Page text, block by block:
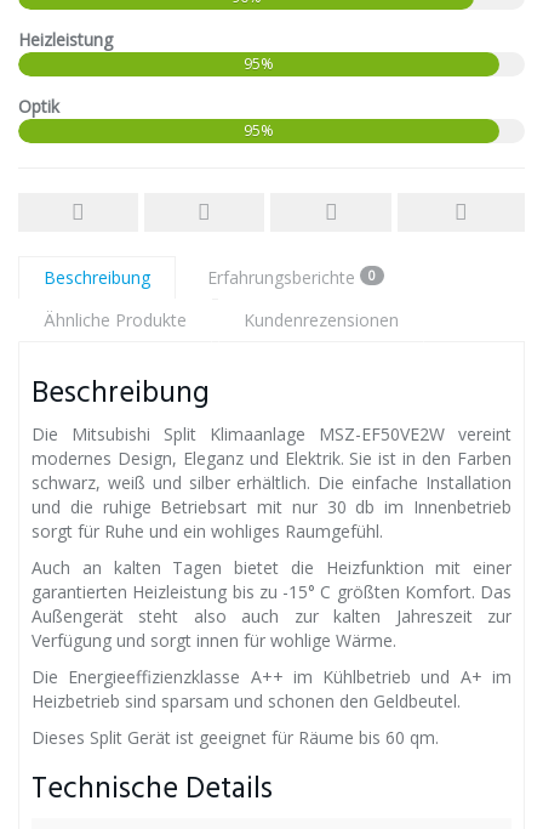
Heizleistung
95%
Optik
95%
Beschreibung Erfahrungsberichte 0
Ähnliche Produkte Kundenrezensionen
Beschreibung
Die Mitsubishi Split Klimaanlage MSZ-EF50VE2W vereint
modernes Design, Eleganz und Elektrik. Sie ist in den Farben
schwarz, weiß und silber erhältlich. Die einfache Installation
und die ruhige Betriebsart mit nur 30 db im Innenbetrieb
sorgt für Ruhe und ein wohliges Raumgefühl.
Auch an kalten Tagen bietet die Heizfunktion mit einer
garantierten Heizleistung bis zu -15° C größten Komfort. Das
Außengerät steht also auch zur kalten Jahreszeit zur
Verfügung und sorgt innen für wohlige Wärme.
Die Energieeffizienzklasse A++ im Kühlbetrieb und A+ im
Heizbetrieb sind sparsam und schonen den Geldbeutel.
Dieses Split Gerät ist geeignet für Räume bis 60 qm.
Technische Details